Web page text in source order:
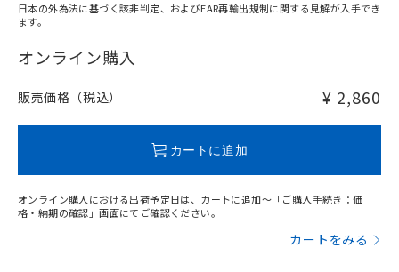
在庫等で未対応品が混在する可能性があります。
問い合わせください。
日本の外為法に基づく該非判定、およびEAR再輸出規制に関する見解が入手でき
ます。
オンライン購入
販売価格（税込） ¥ 2,860
カートに追加
オンライン購入における出荷予定日は、カートに追加～「ご購入手続き：価
格・納期の確認」画面にてご確認ください。
カートをみる